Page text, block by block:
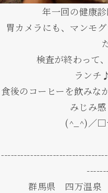
年一回の健康診
胃カメラにも、マンモ
検査が終わって
ラン
食後のコーヒーを飲みな
みじみ感
(^_^)／
群馬県 四万温泉